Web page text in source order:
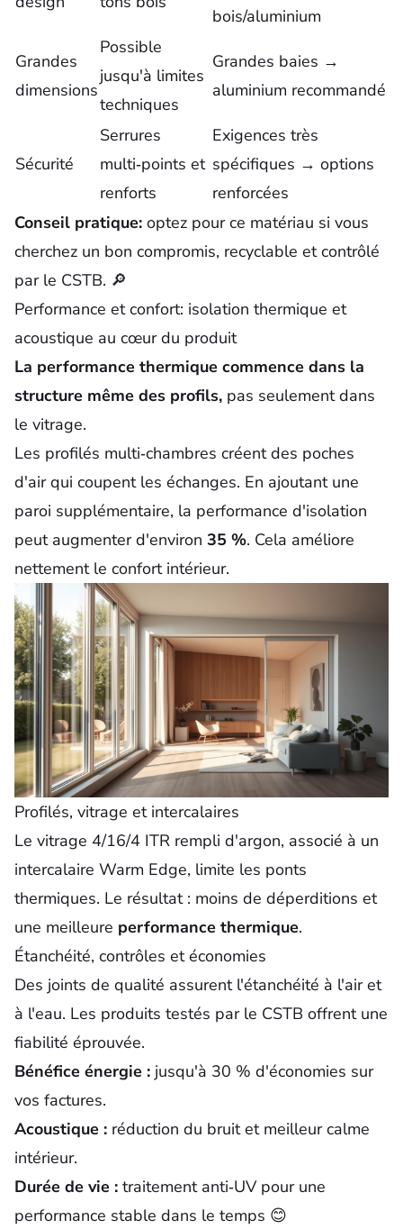
bois/aluminium
Grandes
dimensions
Possible
jusqu'à limites
techniques
Grandes baies →
aluminium recommandé
Sécurité
Serrures
multi‑points et
renforts
Exigences très
spécifiques → options
renforcées
Conseil pratique: optez pour ce matériau si vous
cherchez un bon compromis, recyclable et contrôlé
par le CSTB. 🔎
Performance et confort: isolation thermique et
acoustique au cœur du produit
La performance thermique commence dans la
structure même des profils, pas seulement dans
le vitrage.
Les profilés multi‑chambres créent des poches
d'air qui coupent les échanges. En ajoutant une
paroi supplémentaire, la performance d'isolation
peut augmenter d'environ 35 %. Cela améliore
nettement le confort intérieur.
Profilés, vitrage et intercalaires
Le vitrage 4/16/4 ITR rempli d'argon, associé à un
intercalaire Warm Edge, limite les ponts
thermiques. Le résultat : moins de déperditions et
une meilleure performance thermique.
Étanchéité, contrôles et économies
Des joints de qualité assurent l'étanchéité à l'air et
à l'eau. Les produits testés par le CSTB offrent une
fiabilité éprouvée.
Bénéfice énergie : jusqu'à 30 % d'économies sur
vos factures.
Acoustique : réduction du bruit et meilleur calme
intérieur.
Durée de vie : traitement anti‑UV pour une
performance stable dans le temps 😊